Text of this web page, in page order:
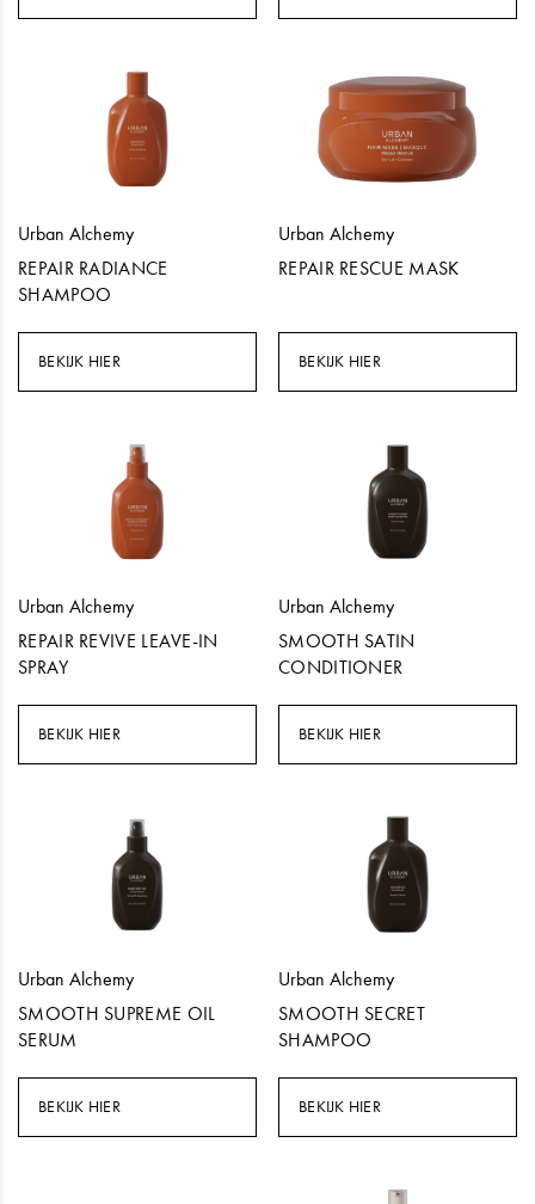
Urban Alchemy
REPAIR RADIANCE
SHAMPOO
BEKIJK HIER
Urban Alchemy
REPAIR RESCUE MASK
BEKIJK HIER
Urban Alchemy
REPAIR REVIVE LEAVE-IN
SPRAY
BEKIJK HIER
Urban Alchemy
SMOOTH SATIN
CONDITIONER
BEKIJK HIER
Urban Alchemy
SMOOTH SUPREME OIL
SERUM
BEKIJK HIER
Urban Alchemy
SMOOTH SECRET
SHAMPOO
BEKIJK HIER